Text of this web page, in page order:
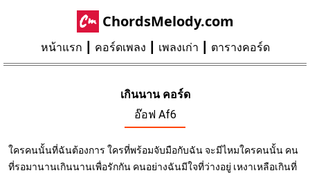
ChordsMelody.com
หน้าแรก คอร์ดเพลง เพลงเก่า ตารางคอร์ด
เกินนาน คอร์ด
อ๊อฟ Af6
ใครคนนั้นที่ฉันต้องการ ใครที่พร้อมจับมือกับฉัน จะมีไหมใครคนนั้น คน
ที่รอมานานเกินนานเพื่อรักกัน คนอย่างฉันมีใจที่ว่างอยู่ เหงาเหลือเกินที่